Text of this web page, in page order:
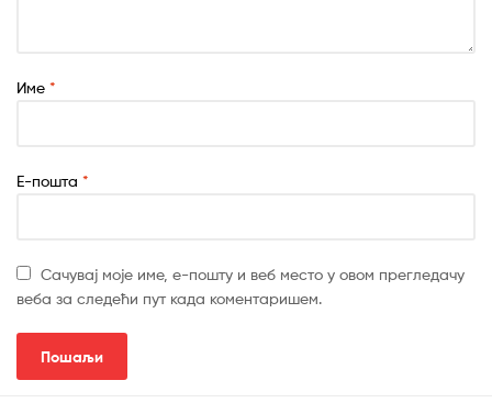
Име *
Е-пошта *
Сачувај моје име, е-пошту и веб место у овом прегледачу
веба за следећи пут када коментаришем.